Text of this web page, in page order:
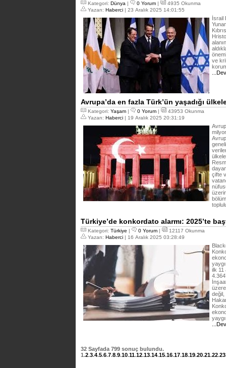
Kategori: Dünya | 0 Yorum |
4935 Okunma
Yazan: Haberci | 23 Aralık 2025 14:01:55
İsrail
ve
Avrupa’da en fazla Türk’ün yaşadığı
Kategori: Yaşam | 0 Yorum |
43953 Okunma
Yazan: Haberci | 19 Aralık 2025 20:31:19
çifte
Türkiye’de konkordato alarmı: 2025’te
Kategori: Türkiye | 0 Yorum |
12117 Okunma
Yazan: Haberci | 16 Aralık 2025 03:28:49
ilk 11
değil,
32 Sayfada 799 sonuç bulundu.
1.2.3.4.5.6.7.8.9.10.11.12.13.14.15.16.17.18.19.20.21.22.23